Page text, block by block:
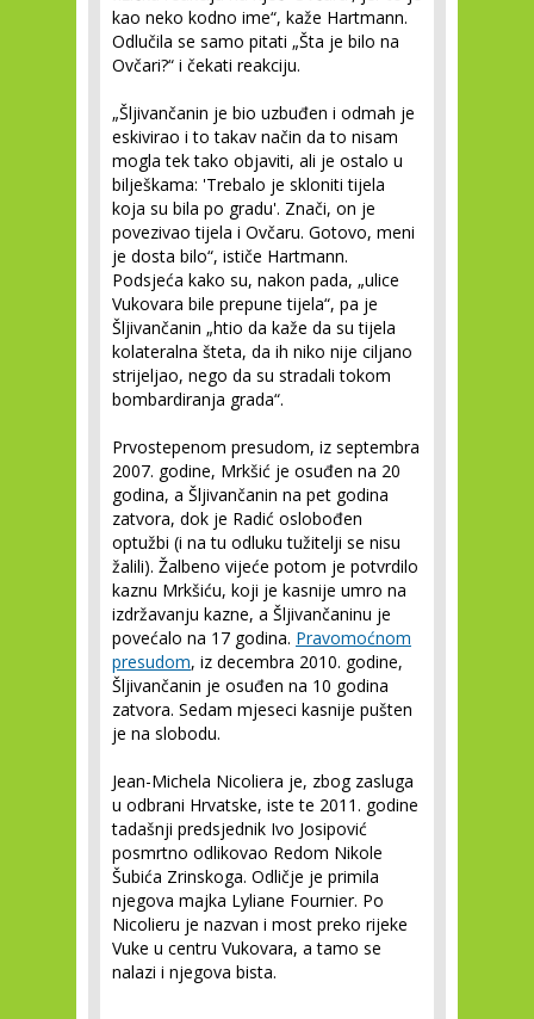
kao neko kodno ime“, kaže Hartmann.
Odlučila se samo pitati „Šta je bilo na
Ovčari?“ i čekati reakciju.
„Šljivančanin je bio uzbuđen i odmah je
eskivirao i to takav način da to nisam
mogla tek tako objaviti, ali je ostalo u
bilješkama: 'Trebalo je skloniti tijela
koja su bila po gradu'. Znači, on je
povezivao tijela i Ovčaru. Gotovo, meni
je dosta bilo“, ističe Hartmann.
Podsjeća kako su, nakon pada, „ulice
Vukovara bile prepune tijela“, pa je
Šljivančanin „htio da kaže da su tijela
kolateralna šteta, da ih niko nije ciljano
strijeljao, nego da su stradali tokom
bombardiranja grada“.
Prvostepenom presudom, iz septembra
2007. godine, Mrkšić je osuđen na 20
godina, a Šljivančanin na pet godina
zatvora, dok je Radić oslobođen
optužbi (i na tu odluku tužitelji se nisu
žalili). Žalbeno vijeće potom je potvrdilo
kaznu Mrkšiću, koji je kasnije umro na
izdržavanju kazne, a Šljivančaninu je
povećalo na 17 godina. Pravomoćnom
presudom, iz decembra 2010. godine,
Šljivančanin je osuđen na 10 godina
zatvora. Sedam mjeseci kasnije pušten
je na slobodu.
Jean-Michela Nicoliera je, zbog zasluga
u odbrani Hrvatske, iste te 2011. godine
tadašnji predsjednik Ivo Josipović
posmrtno odlikovao Redom Nikole
Šubića Zrinskoga. Odličje je primila
njegova majka Lyliane Fournier. Po
Nicolieru je nazvan i most preko rijeke
Vuke u centru Vukovara, a tamo se
nalazi i njegova bista.